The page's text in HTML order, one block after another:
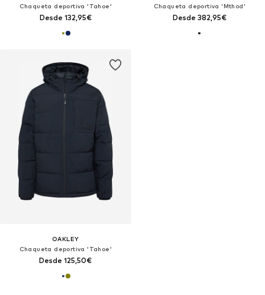
Chaqueta deportiva 'Tahoe'
Desde 132,95€
Chaqueta deportiva 'Mthod'
Desde 382,95€
OAKLEY
Chaqueta deportiva 'Tahoe'
Desde 125,50€